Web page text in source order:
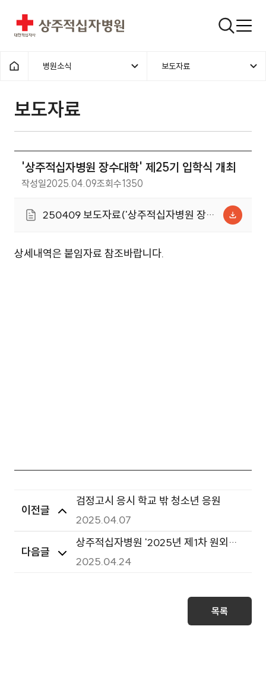
상주적십자병원 검색창
홈으로
병원소식 보도자료
보도자료
'상주적십자병원 장수대학' 제25기 입학식 개최
작성일2025.04.09조회수1350
250409 보도자료('상주적십자병원 장수
(568.7KB)
상세내역은 붙임자료 참조바랍니다.
이전글
검정고시 응시 학교 밖 청소년 응원
2025.04.07
다음글
상주적십자병원 '2025년 제1차 원외대
표협의체' 회의 개최
2025.04.24
목록